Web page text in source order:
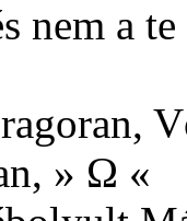
nem a
» Ω «